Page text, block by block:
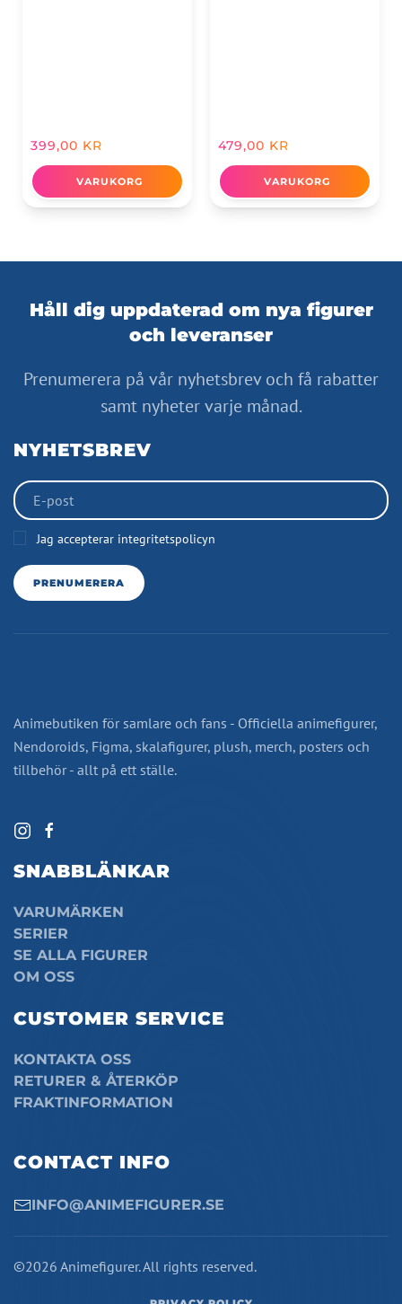
399,00 KR
VARUKORG
479,00 KR
VARUKORG
Håll dig uppdaterad om nya figurer
och leveranser
Prenumerera på vår nyhetsbrev och få rabatter
samt nyheter varje månad.
NYHETSBREV
Jag accepterar integritetspolicyn
PRENUMERERA
Animebutiken för samlare och fans - Officiella animefigurer,
Nendoroids, Figma, skalafigurer, plush, merch, posters och
tillbehör - allt på ett ställe.
SNABBLÄNKAR
VARUMÄRKEN
SERIER
SE ALLA FIGURER
OM OSS
CUSTOMER SERVICE
KONTAKTA OSS
RETURER & ÅTERKÖP
FRAKTINFORMATION
CONTACT INFO
INFO@ANIMEFIGURER.SE
©2026 Animefigurer. All rights reserved.